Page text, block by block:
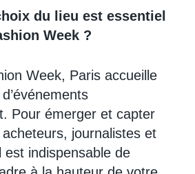
du lieu est essentiel
Week ?
Week, Paris accueille
Pour émerger et capter
acheteurs, journalistes et
est indispensable de